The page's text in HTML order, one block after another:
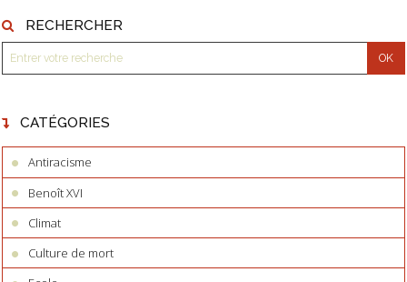
RECHERCHER
CATÉGORIES
Antiracisme
Benoît XVI
Climat
Culture de mort